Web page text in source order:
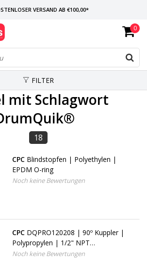
VERSAND AB €100,00*
14:00 UHR BESTELLT, VERSAND AM SELBEN TAG
WELTWEITE LIEFERUNG
0
FILTER
mit Schlagwort
18
CPC Blindstopfen | Polyethylen |
EPDM O-ring
Noch keine Bewertungen
CPC DQPRO120208 | 90º Kuppler |
Polypropylen | 1/2" NPT
Außengewinde
Noch keine Bewertungen